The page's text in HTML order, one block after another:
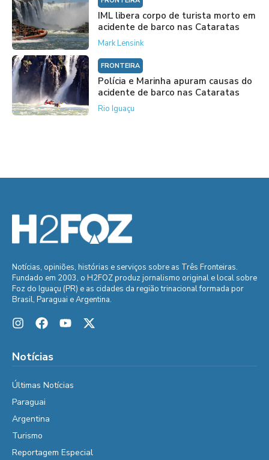
IML libera corpo de turista morto em
acidente de barco nas Cataratas
Mark Lensink
FRONTEIRA
Polícia e Marinha apuram causas do
acidente de barco nas Cataratas
Rio Iguaçu
Notícias, opiniões, histórias e serviços sobre as Três Fronteiras.
Fundado em 2003, o H2FOZ produz jornalismo original e local sobre
Foz do Iguaçu (PR) e as cidades da região trinacional formada por
Brasil, Paraguai e Argentina.
Notícias
Últimas Notícias
Paraguai
Argentina
Turismo
Reportagem Especial